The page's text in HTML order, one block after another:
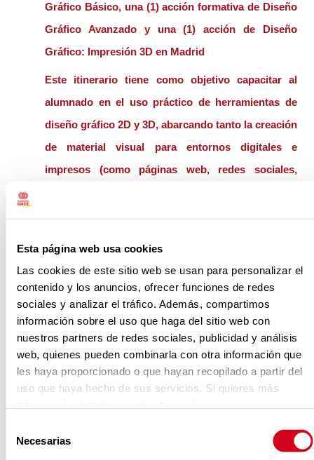
Esta página web usa cookies
Las cookies de este sitio web se usan para personalizar el
contenido y los anuncios, ofrecer funciones de redes
sociales y analizar el tráfico. Además, compartimos
información sobre el uso que haga del sitio web con
nuestros partners de redes sociales, publicidad y análisis
web, quienes pueden combinarla con otra información que
les haya proporcionado o que hayan recopilado a partir del
uso que haya hecho de sus servicios. Si quieres más
Necesarias
Gráfico Básico, una(1) acción formativa de Diseño
Gráfico Avanzado y una (1) acción de Diseño
Gráfico: Impresión 3D en Madrid
Este itinerario tiene como objetivo capacitar al
alumnado en el uso práctico de herramientas de
diseño gráfico 2D y 3D, abarcando tanto la creación
de material visual para entornos digitales e
impresos (como páginas web, redes sociales,
ÁMBITO TERRITORIAL DE
PRESTACIÓN DEL SERVICIO
Comunidad de Madrid
LOS LICITADORES DEBERÁN CONSULTAR EL
PLIEGO DE CONDICIONES GENERALES, AL
EFECTO DE CUMPLIR CON LOS
REQUERIMIENTOS DE LA CONVOCATORIA.
ESTE PLIEGO ESTÁ DISPONIBLE EN